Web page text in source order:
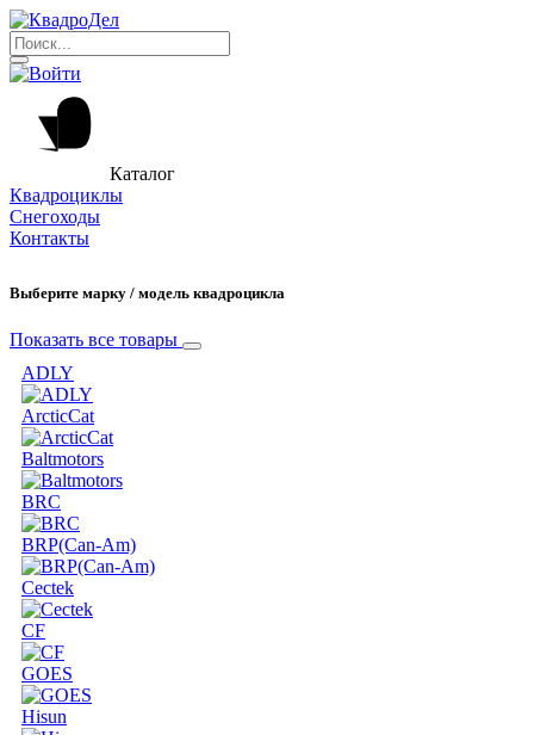
Каталог
Квадроциклы
Снегоходы
Контакты
Выберите марку / модель квадроцикла
Показать все товары
ADLY
ArcticCat
Baltmotors
BRC
BRP(Can-Am)
Cectek
CF
GOES
Hisun